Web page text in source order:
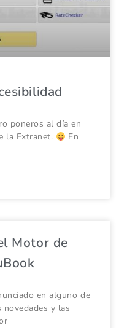
poneros al día en
la Extranet.
En
Motor de
en alguno de
y las